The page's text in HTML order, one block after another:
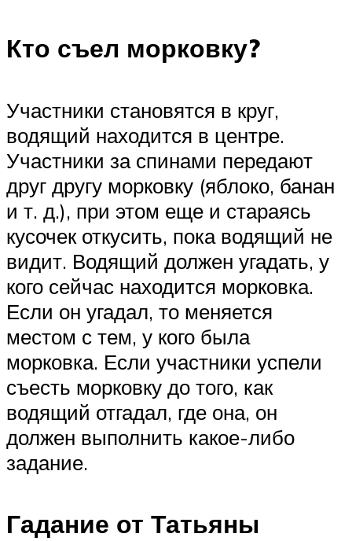
Кто съел морковку?
Участники становятся в круг,
водящий находится в центре.
Участники за спинами передают
друг другу морковку (яблоко, банан
и т. д.), при этом еще и стараясь
кусочек откусить, пока водящий не
видит. Водящий должен угадать, у
кого сейчас находится морковка.
Если он угадал, то меняется
местом с тем, у кого была
морковка. Если участники успели
съесть морковку до того, как
водящий отгадал, где она, он
должен выполнить какое-либо
задание.
Гадание от Татьяны